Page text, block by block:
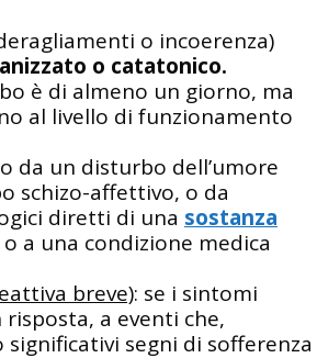
o incoerenza)
o catatonico.
è di almeno un giorno, ma
al livello di funzionamento
da un disturbo dell’umore
schizo-affettivo, o da
diretti di una sostanza
a una condizione medica
breve): se i sintomi
a eventi che,
segni di sofferenza